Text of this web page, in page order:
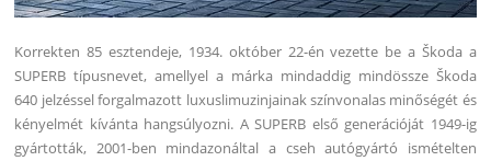
Korrekten 85 esztendeje, 1934. október 22-én vezette be a Škoda a
SUPERB típusnevet, amellyel a márka mindaddig mindössze Škoda
640 jelzéssel forgalmazott luxuslimuzinjainak színvonalas minőségét és
kényelmét kívánta hangsúlyozni. A SUPERB első generációját 1949-ig
gyártották, 2001-ben mindazonáltal a cseh autógyártó ismételten